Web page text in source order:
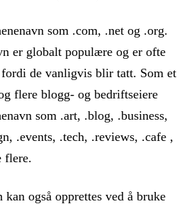
som .com, .net og .org.
er globalt populære og er ofte
de vanligvis blir tatt. Som et
flere blogg- og bedriftseiere
som .art, .blog, .business,
.events, .tech, .reviews, .cafe ,
flere.
kan også opprettes ved å bruke